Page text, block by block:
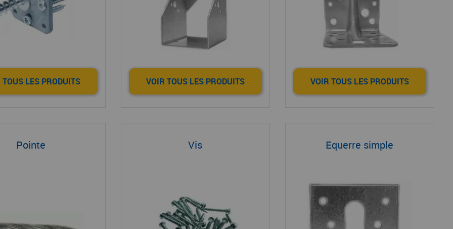
TOUS LES PRODUITS VOIR TOUS LES PRODUITS VOIR TOUS LES PRODUITS
Pointe Vis Equerre simple